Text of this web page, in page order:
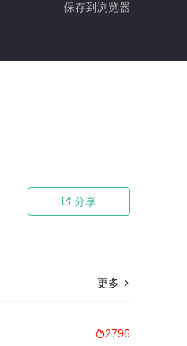
保存到浏览器
 分享
更多 
2796